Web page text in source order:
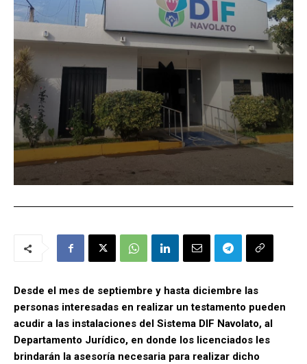
Desde el mes de septiembre y hasta diciembre las
personas interesadas en realizar un testamento pueden
acudir a las instalaciones del Sistema DIF Navolato, al
Departamento Jurídico, en donde los licenciados les
brindarán la asesoría necesaria para realizar dicho